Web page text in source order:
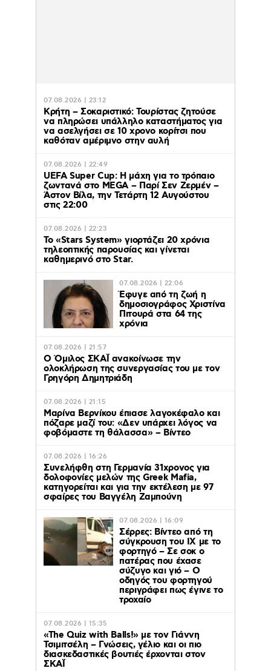
07.08.2026 | 23:12
Κρήτη – Σοκαριστικό: Τουρίστας ζητούσε
να πληρώσει υπάλληλο καταστήματος για
να ασελγήσει σε 10 χρονο κορίτσι που
καθόταν αμέριμνο στην αυλή
07.08.2026 | 22:49
UEFA Super Cup: Η μάχη για το τρόπαιο
ζωντανά στο MEGA – Παρί Σεν Ζερμέν –
Άστον Βίλα, την Τετάρτη 12 Αυγούστου
στις 22:00
07.08.2026 | 22:23
Το «Stars System» γιορτάζει 20 χρόνια
τηλεοπτικής παρουσίας και γίνεται
καθημερινό στο Star.
07.08.2026 | 22:06
Έφυγε από τη ζωή η
δημοσιογράφος Χριστίνα
Πιτουρά στα 64 της
χρόνια
07.08.2026 | 21:57
Ο Όμιλος ΣΚΑΪ ανακοίνωσε την
ολοκλήρωση της συνεργασίας του με τον
Γρηγόρη Δημητριάδη
07.08.2026 | 21:15
Μαρίνα Βερνίκου έπιασε λαγοκέφαλο και
πόζαρε μαζί του: «Δεν υπάρχει λόγος να
φοβόμαστε τη θάλασσα» – Βίντεο
07.08.2026 | 16:26
Συνελήφθη στη Γερμανία 31χρονος για
δολοφονίες μελών της Greek Mafia,
κατηγορείται και για την εκτέλεση με 97
σφαίρες του Βαγγέλη Ζαμπούνη
07.08.2026 | 16:09
Σέρρες: Βίντεο από τη
σύγκρουση του ΙΧ με το
φορτηγό – Σε σοκ ο
πατέρας που έχασε
σύζυγο και γιό – Ο
οδηγός του φορτηγού
περιγράφει πως έγινε το
τροχαίο
07.08.2026 | 15:35
«The Quiz with Balls!» με τον Γιάννη
Τσιμιτσέλη – Γνώσεις, γέλιο και οι πιο
διασκεδαστικές βουτιές έρχονται στον
ΣΚΑΪ